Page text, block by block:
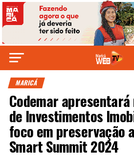
MARICÁ
Codemar apresentará
de Investimentos
foco em preservação
Smart Summit 2024